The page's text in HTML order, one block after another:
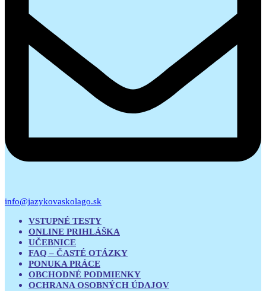
info@jazykovaskolago.sk
VSTUPNÉ TESTY
ONLINE PRIHLÁŠKA
UČEBNICE
FAQ – ČASTÉ OTÁZKY
PONUKA PRÁCE
OBCHODNÉ PODMIENKY
OCHRANA OSOBNÝCH ÚDAJOV